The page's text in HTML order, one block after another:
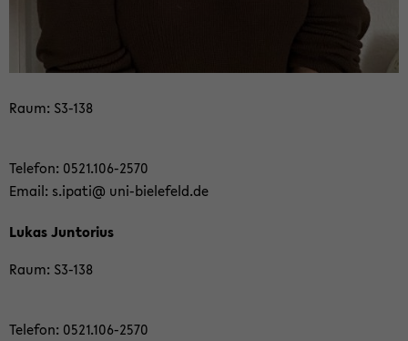
Raum: S3-​138
Te­le­fon: 0521.106-​2570
Email: s.ipati@ uni-​bielefeld.de
Lukas Jun­to­ri­us
Raum: S3-​138
Te­le­fon: 0521.106-​2570